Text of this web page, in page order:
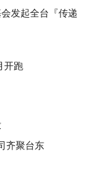
发起全台『传递
开跑
齐聚台东